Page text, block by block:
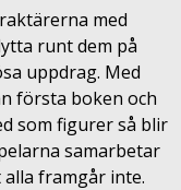
med
runt dem på
uppdrag. Med
första boken och
som figurer så blir
samarbetar
framgår inte.